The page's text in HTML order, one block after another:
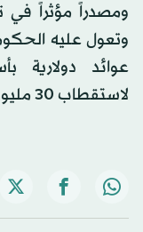
ومصدراً مؤثراً في
وتعول عليه
عوائد
لاستقطاب 30 مليون سائح بحلول عام 2030.